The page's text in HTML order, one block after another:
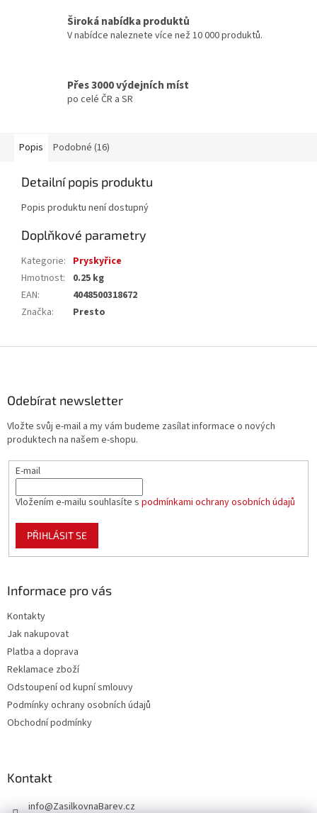
Široká nabídka produktů
V nabídce naleznete více než 10 000 produktů.
Přes 3000 výdejních míst
po celé ČR a SR
Popis Podobné (16)
Detailní popis produktu
Popis produktu není dostupný
Doplňkové parametry
Kategorie: Pryskyřice
Hmotnost:
0.25 kg
EAN:
4048500318672
Značka: Presto
Odebírat newsletter
Vložte svůj e-mail a my vám budeme zasílat informace o nových
produktech na našem e-shopu.
E-mail
Vložením e-mailu souhlasíte s podmínkami ochrany osobních údajů
PŘIHLÁSIT SE
Informace pro vás
Kontakty
Jak nakupovat
Platba a doprava
Reklamace zboží
Odstoupení od kupní smlouvy
Podmínky ochrany osobních údajů
Obchodní podmínky
Kontakt
info@ZasilkovnaBarev.cz